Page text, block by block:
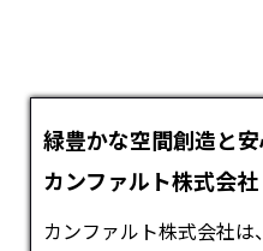
緑豊かな空間創造と
カンファルト株式会社
カンファルト株式会社